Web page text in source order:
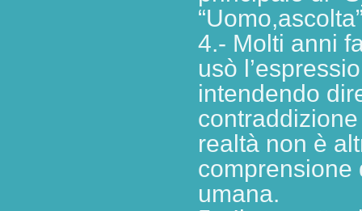
4.- Molti anni
usò
intendendo
realtà non è
comprensione
umana.